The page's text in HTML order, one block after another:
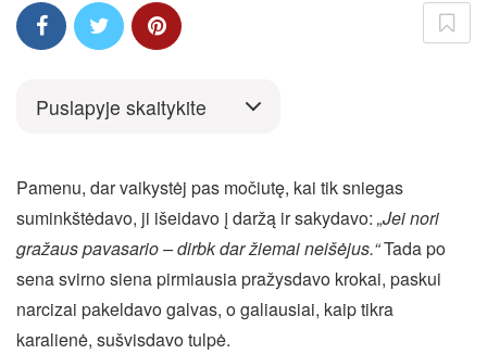
Puslapyje skaitykite
Pamenu, dar vaikystėj pas močiutę, kai tik sniegas
suminkštėdavo, ji išeidavo į daržą ir sakydavo: „Jei nori
gražaus pavasario – dirbk dar žiemai neišėjus.“Tada po
sena svirno siena pirmiausia pražysdavo krokai, paskui
narcizai pakeldavo galvas, o galiausiai, kaip tikra
karalienė, sušvisdavo tulpė.